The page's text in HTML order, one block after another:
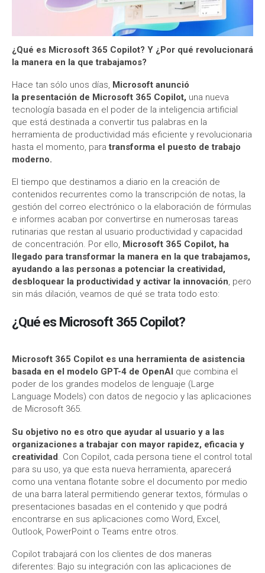
¿Qué es Microsoft 365 Copilot? Y ¿Por qué revolucionará
la manera en la que trabajamos?
Hace tan sólo unos días, Microsoft anunció
la presentación de Microsoft 365 Copilot, una nueva
tecnología basada en el poder de la inteligencia artificial
que está destinada a convertir tus palabras en la
herramienta de productividad más eficiente y revolucionaria
hasta el momento, paratransforma el puesto de trabajo
moderno.
El tiempo que destinamos a diario en la creación de
contenidos recurrentes como la transcripción de notas, la
gestión del correo electrónico o la elaboración de fórmulas
e informes acaban por convertirse en numerosas tareas
rutinarias que restan al usuario productividad y capacidad
de concentración. Por ello, Microsoft 365 Copilot, ha
llegado para transformar la manera en la que trabajamos,
ayudando a las personas a potenciar la creatividad,
desbloquear la productividad y activar la innovación, pero
sin más dilación, veamos de qué se trata todo esto:
¿Qué es Microsoft 365 Copilot?
Microsoft 365 Copilot es una herramienta de asistencia
basada en el modelo GPT-4 de OpenAI que combina el
poder de los grandes modelos de lenguaje (Large
Language Models) con datos de negocio y las aplicaciones
de Microsoft 365.
Su objetivo no es otro que ayudar al usuario y a las
organizaciones a trabajar con mayor rapidez, eficacia y
creatividad. Con Copilot, cada persona tiene el control total
para su uso, ya que esta nueva herramienta, aparecerá
como una ventana flotante sobre el documento por medio
de una barra lateral permitiendo generar textos, fórmulas o
presentaciones basadas en el contenido y que podrá
encontrarse en sus aplicaciones como Word, Excel,
Outlook, PowerPoint o Teams entre otros.
Copilot trabajará con los clientes de dos maneras
diferentes: Bajo su integración con las aplicaciones de